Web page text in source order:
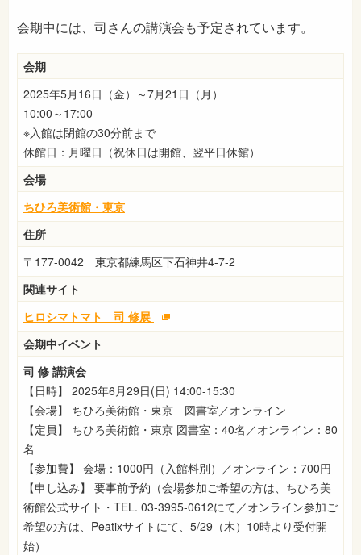
会期中には、司さんの講演会も予定されています。
会期
2025年5月16日（金）～7月21日（月）
10:00～17:00
※入館は閉館の30分前まで
休館日：月曜日（祝休日は開館、翌平日休館）
会場
ちひろ美術館・東京
住所
〒177-0042 東京都練馬区下石神井4-7-2
関連サイト
ヒロシマトマト 司 修展
会期中イベント
司 修 講演会
【日時】 2025年6月29日(日) 14:00-15:30
【会場】 ちひろ美術館・東京 図書室／オンライン
【定員】 ちひろ美術館・東京 図書室：40名／オンライン：80
名
【参加費】 会場：1000円（入館料別）／オンライン：700円
【申し込み】 要事前予約（会場参加ご希望の方は、ちひろ美
術館公式サイト・TEL. 03-3995-0612にて／オンライン参加ご
希望の方は、Peatixサイトにて、5/29（木）10時より受付開
始）